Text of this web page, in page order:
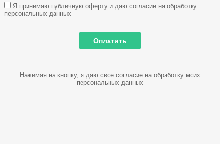
Я принимаю публичную оферту и даю согласие на обработку
персональных данных
Нажимая на кнопку, я даю свое согласие на обработку моих
персональных данных